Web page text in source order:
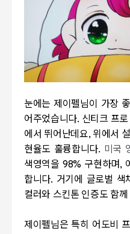
눈에는 제이펠님이 가장
어주었습니다. 신티크 프
에서 뛰어난데요, 위에서
현율도 훌륭합니다. 미국
색영역을 98% 구현하며,
합니다. 거기에 글로벌
컬러와 스킨톤 인증도 함
제이펠님은 특히 어도비